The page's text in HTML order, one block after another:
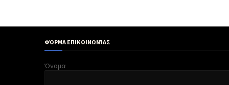
ΦΌΡΜΑ ΕΠΙΚΟΙΝΩΝΊΑΣ
Όνομα